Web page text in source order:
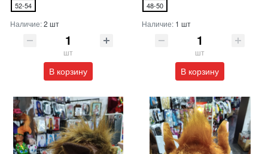
52-54
Наличие:2 шт
шт
В корзину
48-50
Наличие: 1 шт
шт
В корзину